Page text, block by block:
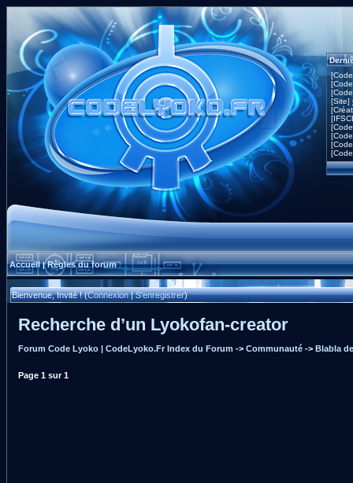
[Site]
Accueil|Règles du forum
Bienvenue, Invité ! (Connexion|S'enregistrer)
Recherche d’un Lyokofan-creator
Forum Code Lyoko | CodeLyoko.Fr Index du Forum -> Communauté -> Blabla
Page 1 sur1